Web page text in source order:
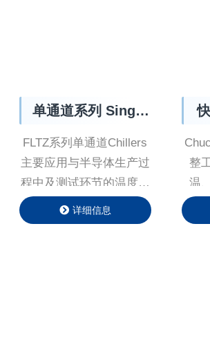
单通道系列 Single
FLTZ系列单通道Chillers
主要应用与半导体生产过
程中及测试环节的温度精
准控制，公司在系统中应
用多种算法（PID、前馈
详细信息
整
温
RF
件